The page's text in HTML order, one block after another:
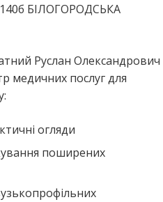
БІЛОГОРОДСЬКА
Руслан Олександрович
медичних послуг для
огляди
поширених